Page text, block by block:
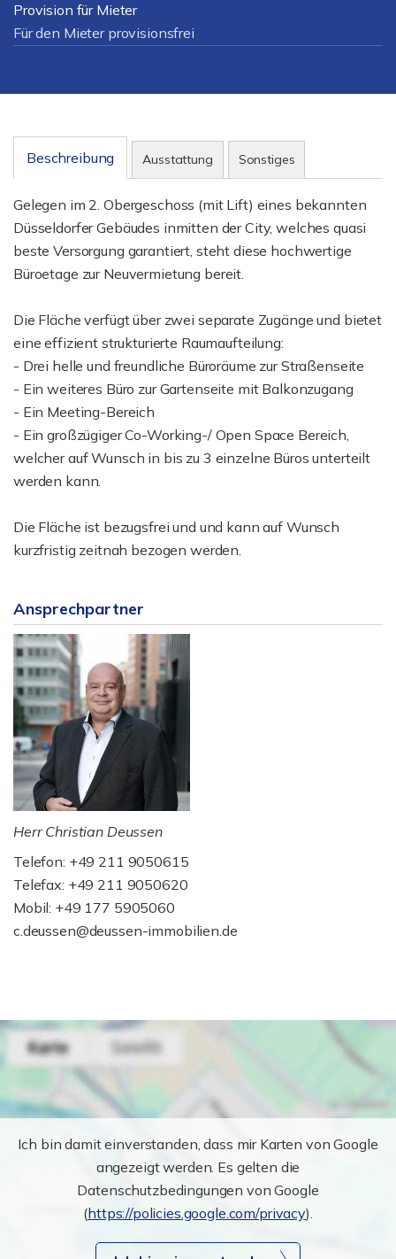
Provision für Mieter
Für den Mieter provisionsfrei
Beschreibung Ausstattung Sonstiges
Gelegen im 2. Obergeschoss (mit Lift) eines bekannten
Düsseldorfer Gebäudes inmitten der City, welches quasi
beste Versorgung garantiert, steht diese hochwertige
Büroetage zur Neuvermietung bereit.
Die Fläche verfügt über zwei separate Zugänge und bietet
eine effizient strukturierte Raumaufteilung:
- Drei helle und freundliche Büroräume zur Straßenseite
- Ein weiteres Büro zur Gartenseite mit Balkonzugang
- Ein Meeting-Bereich
- Ein großzügiger Co-Working-/ Open Space Bereich,
welcher auf Wunsch in bis zu 3 einzelne Büros unterteilt
werden kann.
Die Fläche ist bezugsfrei und und kann auf Wunsch
kurzfristig zeitnah bezogen werden.
Ansprechpartner
Herr Christian Deussen
Telefon: +49 211 9050615
Telefax: +49 211 9050620
Mobil: +49 177 5905060
c.deussen@deussen-immobilien.de
Ich bin damit einverstanden, dass mir Karten von Google
angezeigt werden. Es gelten die
Datenschutzbedingungen von Google
(https://policies.google.com/privacy).